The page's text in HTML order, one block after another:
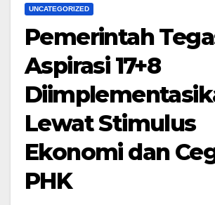
UNCATEGORIZED
Pemerintah
Aspirasi 17+8
Lewat Stimulus
Ekonomi dan
PHK